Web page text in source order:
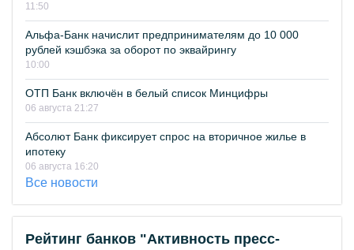
11:50
Альфа-Банк начислит предпринимателям до 10 000
рублей кэшбэка за оборот по эквайрингу
10:00
ОТП Банк включён в белый список Минцифры
06 августа 21:27
Абсолют Банк фиксирует спрос на вторичное жилье в
ипотеку
06 августа 16:20
Все новости
Рейтинг банков "Активность пресс-